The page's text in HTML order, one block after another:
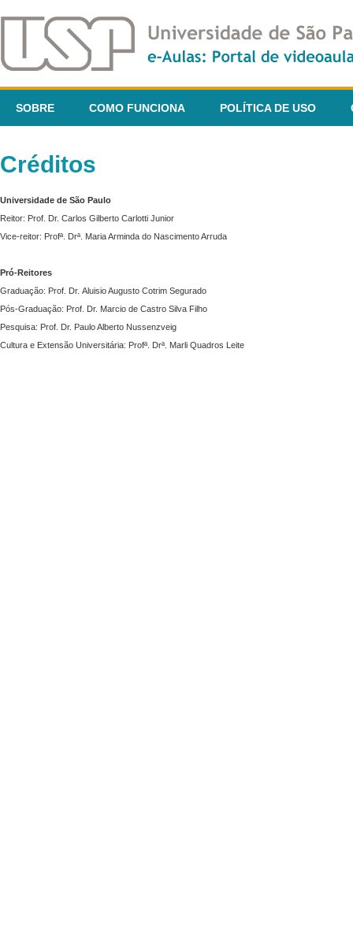
SOBRE COMO FUNCIONA POLÍTICA DE USO
Créditos
Universidade de São Paulo
Reitor: Prof. Dr. Carlos Gilberto Carlotti Junior
Vice-reitor: Profª. Drª. Maria Arminda do Nascimento Arruda
Pró-Reitores
Graduação: Prof. Dr. Aluisio Augusto Cotrim Segurado
Pós-Graduação: Prof. Dr. Marcio de Castro Silva Filho
Pesquisa: Prof. Dr. Paulo Alberto Nussenzveig
Cultura e Extensão Universitária: Profª. Drª. Marli Quadros Leite